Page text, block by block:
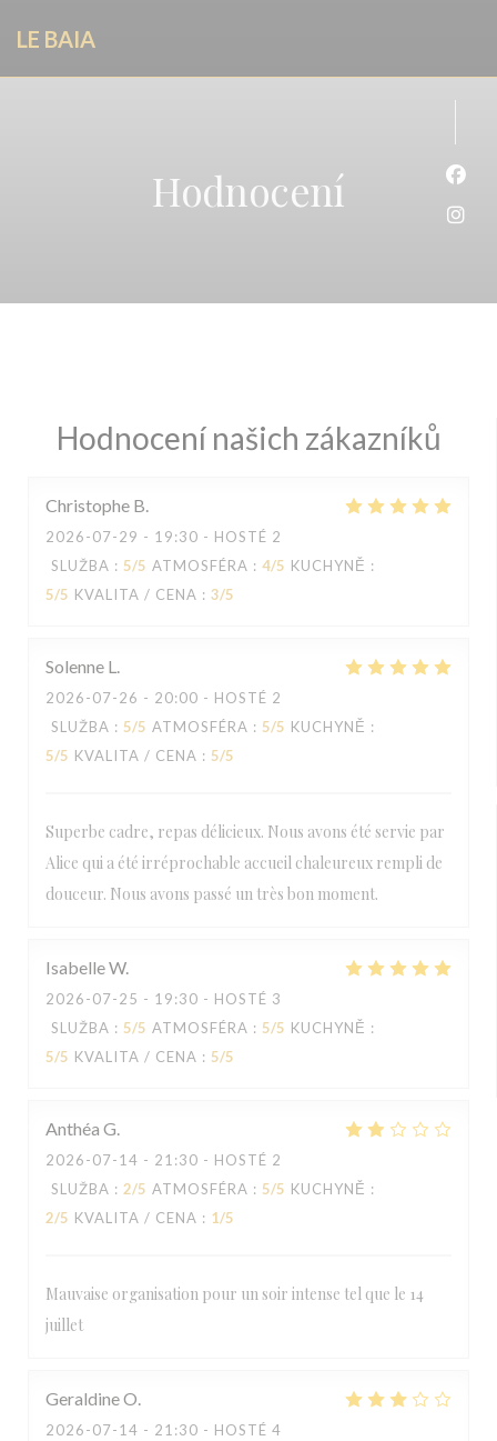
LE BAIA
Hodnocení
Hodnocení našich zákazníků
Christophe B
2026-07-29 - 19:30 - HOSTÉ 2
SLUŽBA : 5/5 ATMOSFÉRA : 4/5 KUCHYNĚ :
5/5 KVALITA / CENA : 3/5
Solenne L
2026-07-26 - 20:00 - HOSTÉ 2
SLUŽBA : 5/5 ATMOSFÉRA : 5/5 KUCHYNĚ :
5/5 KVALITA / CENA : 5/5
Superbe cadre, repas délicieux. Nous avons été servie par
Alice qui a été irréprochable accueil chaleureux rempli de
douceur. Nous avons passé un très bon moment.
IsabelleW
2026-07-25 - 19:30 - HOSTÉ 3
SLUŽBA : 5/5 ATMOSFÉRA : 5/5 KUCHYNĚ :
5/5 KVALITA / CENA : 5/5
Anthéa G
2026-07-14 - 21:30 - HOSTÉ 2
SLUŽBA : 2/5 ATMOSFÉRA : 5/5 KUCHYNĚ :
2/5 KVALITA / CENA : 1/5
Mauvaise organisation pour un soir intense tel que le 14
juillet
GeraldineO
2026-07-14 - 21:30 - HOSTÉ 4